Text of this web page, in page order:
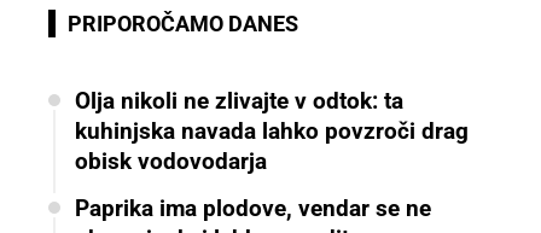
PRIPOROČAMO DANES
Olja nikoli ne zlivajte v odtok: ta
kuhinjska navada lahko povzroči drag
obisk vodovodarja
Paprika ima plodove, vendar se ne